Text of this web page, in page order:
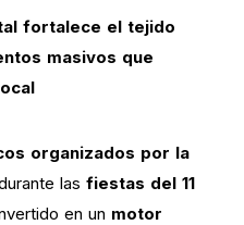
fortalece el tejido
masivos que
organizados por la
las fiestas del 11
en un motor